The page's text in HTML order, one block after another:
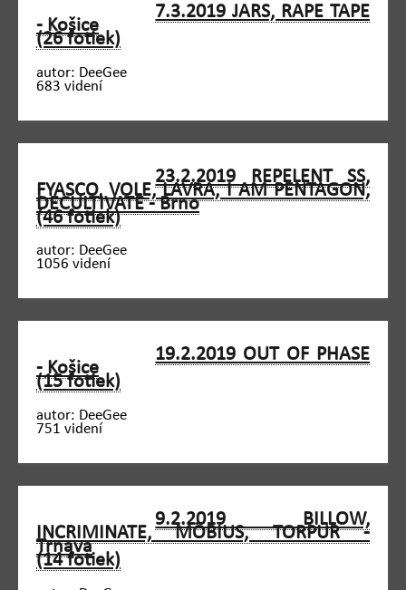
7.3.2019 JARS, RAPE TAPE
- Košice
(26 fotiek)
autor: DeeGee
683 videní
23.2.2019 REPELENT SS,
FYASCO, VOLE, LAVRA, I AM PENTAGON,
DECULTIVATE - Brno
(46 fotiek)
autor: DeeGee
1056 videní
19.2.2019 OUT OF PHASE
- Košice
(15 fotiek)
autor: DeeGee
751 videní
9.2.2019 BILLOW,
INCRIMINATE, MÖBIUS, TORPUR -
Trnava
(14 fotiek)